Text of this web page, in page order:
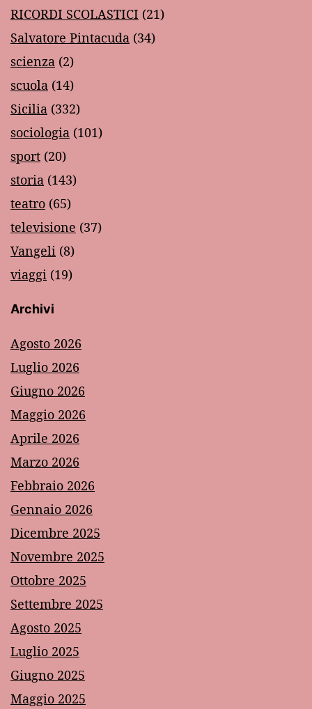
RICORDI SCOLASTICI (21)
Salvatore Pintacuda (34)
scienza (2)
scuola (14)
Sicilia (332)
sociologia (101)
sport (20)
storia (143)
teatro (65)
televisione (37)
Vangeli (8)
viaggi (19)
Archivi
Agosto 2026
Luglio 2026
Giugno 2026
Maggio 2026
Aprile 2026
Marzo 2026
Febbraio 2026
Gennaio 2026
Dicembre 2025
Novembre 2025
Ottobre 2025
Settembre 2025
Agosto 2025
Luglio 2025
Giugno 2025
Maggio 2025